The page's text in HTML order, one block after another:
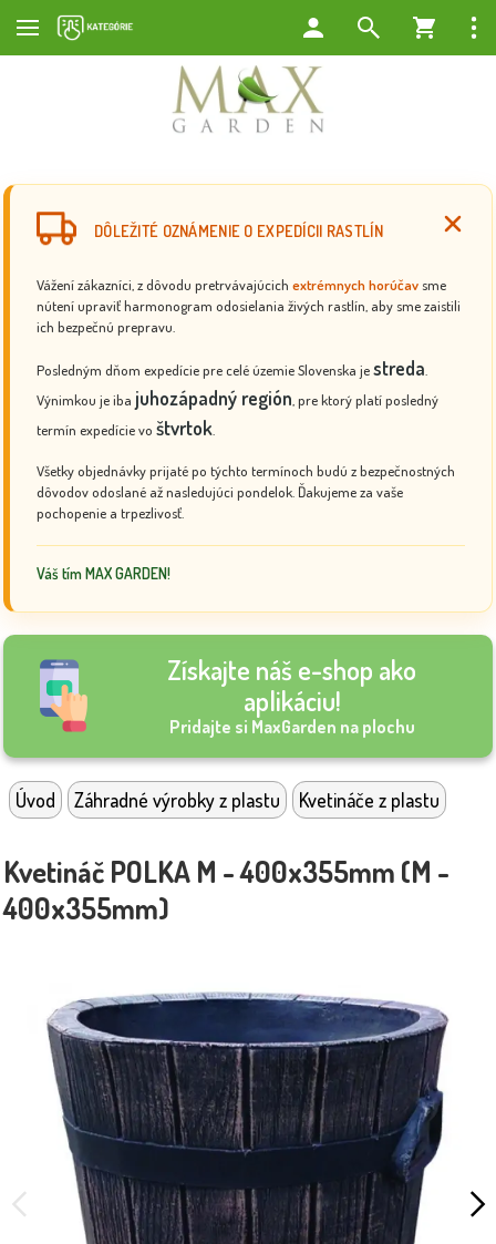
DÔLEŽITÉ OZNÁMENIE O EXPEDÍCII RASTLÍN
Vážení zákazníci, z dôvodu pretrvávajúcich extrémnych horúčav sme
nútení upraviť harmonogram odosielania živých rastlín, aby sme zaistili
ich bezpečnú prepravu.
Posledným dňom expedície pre celé územie Slovenska jestreda
Výnimkou je iba juhozápadný región , pre ktorý platí posledný
termín expedície vo štvrtok
Všetky objednávky prijaté po týchto termínoch budú z bezpečnostných
dôvodov odoslané až nasledujúci pondelok. Ďakujeme za vaše
pochopenie a trpezlivosť.
Váš tím MAX GARDEN!
Získajte náš e-shop ako
aplikáciu!
Pridajte si MaxGarden na plochu
Úvod Záhradné výrobky z plastu Kvetináče z plastu
Kvetináč POLKA M - 400x355mm (M -
400x355mm)